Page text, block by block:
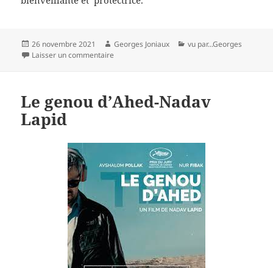
Publié
le
26 novembre 2021 Auteur
Georges Joniaux Catégories
vu par...Georges
Laisser un commentaire
Le genou d’Ahed-Nadav
Lapid